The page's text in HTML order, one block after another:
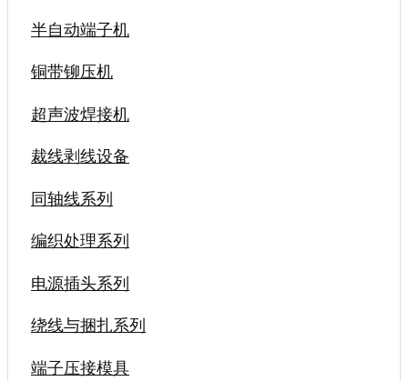
半自动端子机
铜带铆压机
超声波焊接机
裁线剥线设备
同轴线系列
编织处理系列
电源插头系列
绕线与捆扎系列
端子压接模具